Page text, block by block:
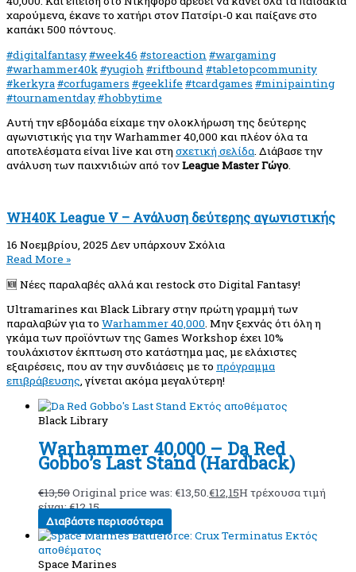
χαρούμενα, έκανε το χατήρι στον Πατσίρι-0 και παίξανε στο
καπάκι 500 πόντους.
#digitalfantasy#week46 #storeaction #wargaming
#warhammer40k #yugioh #riftbound #tabletopcommunity
#kerkyra #corfugamers #geeklife #tcardgames #minipainting
#tournamentday#hobbytime
Αυτή την εβδομάδα είχαμε την ολοκλήρωση της δεύτερης
αγωνιστικής για την Warhammer 40,000 και πλέον όλα τα
αποτελέσματα είναι live και στη σχετική σελίδα. Διάβασε την
ανάλυση των παιχνιδιών από τονLeague Master Γώγο.
WH40K League V – Ανάλυση δεύτερης αγωνιστικής
16 Νοεμβρίου, 2025 Δεν υπάρχουν Σχόλια
Read More »
🆕 Νέες παραλαβές αλλά και restock στο Digital Fantasy!
Ultramarines και Black Library στην πρώτη γραμμή των
παραλαβών για το Warhammer 40,000. Μην ξεχνάς ότι όλη η
γκάμα των προϊόντων της Games Workshop έχει 10%
τουλάχιστον έκπτωση στο κατάστημα μας, με ελάχιστες
εξαιρέσεις, που αν την συνδιάσεις με το πρόγραμμα
επιβράβευσης, γίνεται ακόμα μεγαλύτερη!
Εκτός αποθέματος
Black Library
Warhammer 40,000 – Da Red
Gobbo’s Last Stand (Hardback)
€13,50Original price was: €13,50.€12,15Η τρέχουσα τιμή
είναι: €12,15.
Διαβάστε περισσότερα
Εκτός
αποθέματος
Space Marines